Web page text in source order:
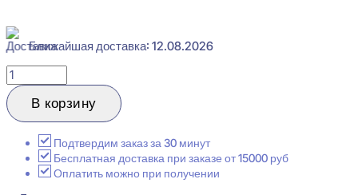
Ближайшая доставка: 12.08.2026
Количество
товара
Evroplast
1.50.229
потолочный
48x119x2000
В корзину
Подтвердим заказ за 30 минут
Бесплатная доставка при заказе от 15000 руб
Оплатить можно при получении